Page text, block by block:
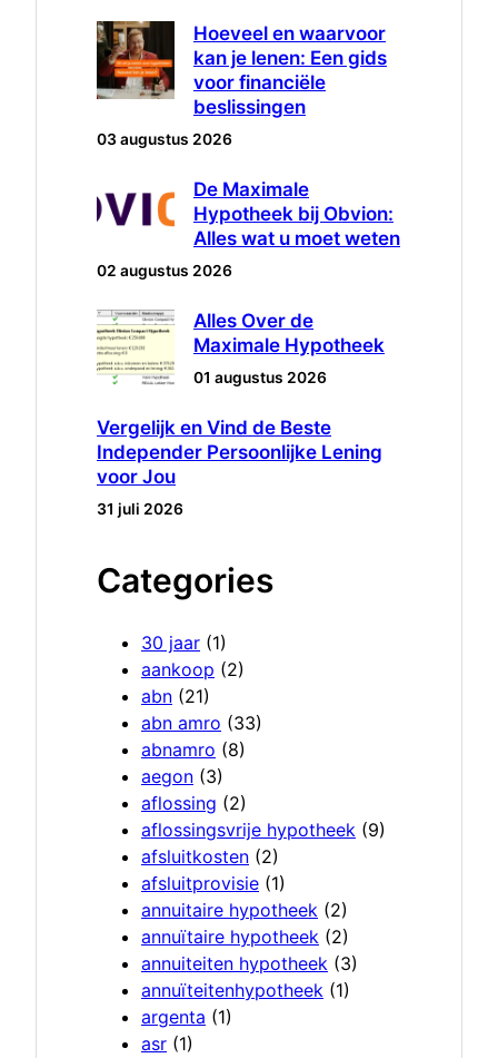
Hoeveel en waarvoor
kan je lenen: Een gids
voor financiële
beslissingen
03 augustus 2026
De Maximale
Hypotheek bij Obvion:
Alles wat u moet weten
02 augustus 2026
Alles Over de
Maximale Hypotheek
01 augustus 2026
Vergelijk en Vind de Beste
Independer Persoonlijke Lening
voor Jou
31 juli 2026
Categories
30 jaar (1)
aankoop (2)
abn (21)
abn amro (33)
abnamro (8)
aegon (3)
aflossing (2)
aflossingsvrije hypotheek (9)
afsluitkosten (2)
afsluitprovisie (1)
annuitaire hypotheek (2)
annuïtaire hypotheek (2)
annuiteiten hypotheek (3)
annuïteitenhypotheek (1)
argenta (1)
asr (1)